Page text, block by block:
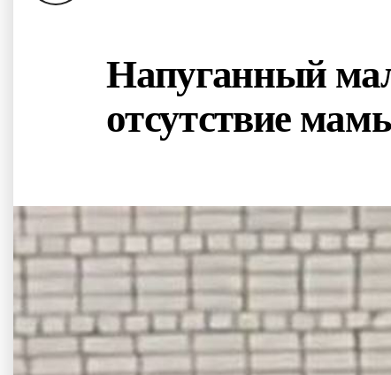
Напуганный
отсутствие